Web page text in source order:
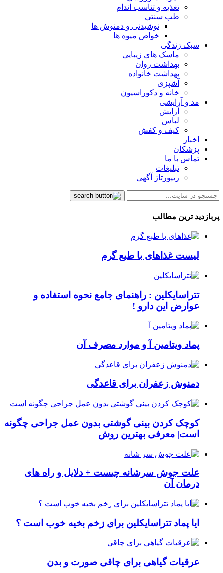
تغذیه و تناسب اندام
طب سنتی
نوشیدنی و دمنوش ها
خواص میوه ها
سبک زندگی
ماسک های زیبایی
بهداشت روان
بهداشت خانواده
آشپزی
خانه و دکوراسیون
مد و آرایشی
آرایش
لباس
کیف و کفش
اخبار
پزشکان
تماس با ما
تبلیغات
ریپورتاژ آگهی
پربازدید ترین مطالب
لیست غذاهای با طبع گرم
تتراسایکلین : راهنمای جامع نحوه استفاده و
عوارض این دارو !
پماد ویتامین آ و موارد مصرف آن
دمنوش زعفران برای قاعدگی
کوچک کردن بینی گوشتی بدون عمل جراحی چگونه
است| معرفی بهترین روش
علت جوش سرشانه چیست + دلایل و راه های
درمان آن
ایا پماد تتراسایکلین برای زخم بخیه خوب است ؟
عرقیات گیاهی برای چاقی صورت و بدن